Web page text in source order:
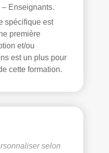
– Enseignants.
spécifique est
première
et/ou
est un plus pour
cette formation.
selon